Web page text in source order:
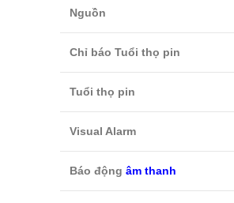
Nguồn
Chỉ báo Tuổi thọ pin
Tuổi thọ pin
Visual Alarm
Báo động âm thanh